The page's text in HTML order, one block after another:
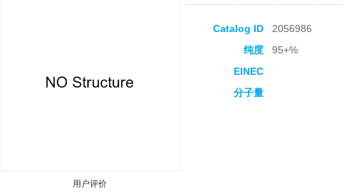
用户评价
Catalog ID 2056986
纯度
95+%
EINEC
分子量